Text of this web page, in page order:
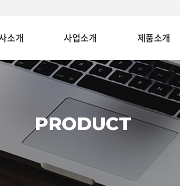
소개 사업소개 제품소개
PRODUCT